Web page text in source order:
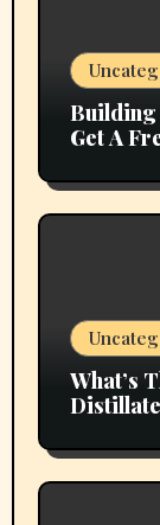
Building
Get A
What’s